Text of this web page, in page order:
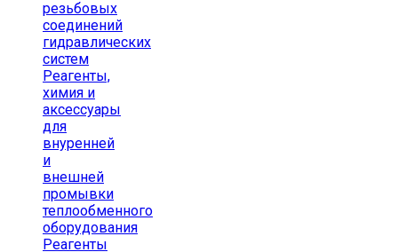
резьбовых
соединений
гидравлических
систем
Реагенты,
химия и
аксессуары
для
внуренней
и
внешней
промывки
теплообменного
оборудования
Реагенты